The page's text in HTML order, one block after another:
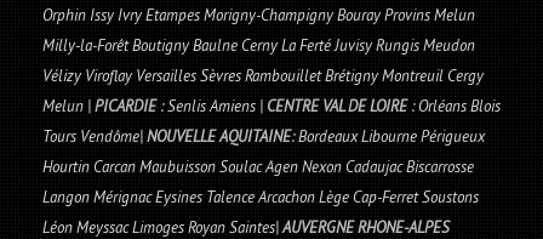
Orphin Issy Ivry Etampes Morigny-Champigny Bouray Provins Melun
Milly-la-Forêt Boutigny Baulne Cerny La Ferté Juvisy Rungis Meudon
Vélizy Viroflay Versailles Sèvres Rambouillet Brétigny Montreuil Cergy
Melun |PICARDIE: Senlis Amiens |CENTRE VAL DE LOIRE: Orléans Blois
Tours Vendôme|NOUVELLE AQUITAINE: Bordeaux Libourne Périgueux
Hourtin Carcan Maubuisson Soulac Agen Nexon Cadaujac Biscarrosse
Langon Mérignac Eysines Talence Arcachon Lège Cap-Ferret Soustons
Léon Meyssac Limoges Royan Saintes|AUVERGNE RHONE-ALPES